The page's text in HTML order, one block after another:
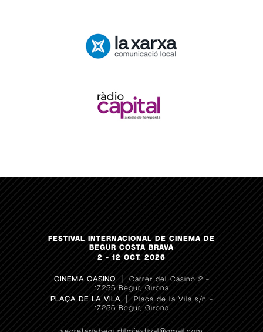
FESTIVAL INTERNACIONAL DE CINEMA DE
BEGUR COSTA BRAVA
2 – 12 OCT. 2026
CINEMA CASINO
| Carrer del Casino 2 –
17255 Begur, Girona
PLAÇA DE LA VILA| Plaça de la Vila s/n –
17255 Begur, Girona